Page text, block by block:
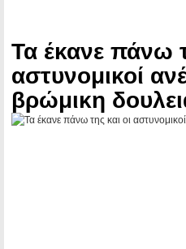
Τα έκανε πάνω
αστυνομικοί
βρώμικη